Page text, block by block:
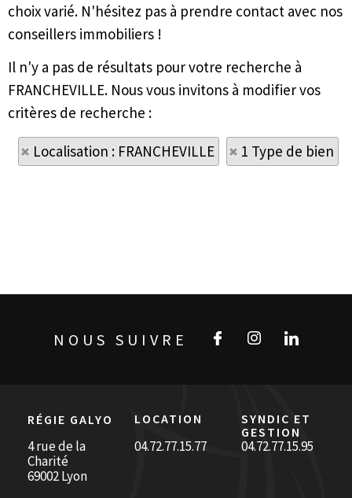
choix varié. N'hésitez pas à prendre contact avec nos
conseillers immobiliers !
Il n'y a pas de résultats pour votre recherche à
FRANCHEVILLE. Nous vous invitons à modifier vos
critères de recherche :
Localisation : FRANCHEVILLE 1 Type de bien
NOUS SUIVRE
RÉGIE GALYO LOCATION
SYNDIC ET
GESTION
4 rue de la
Charité
69002 Lyon
04.72.77.15.77 04.72.77.15.95